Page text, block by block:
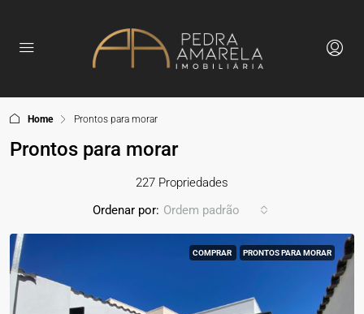
Home Prontos para morar
Prontos para morar
227 Propriedades
Ordenar por: Ordem padrão
COMPRAR PRONTOS PARA MORAR